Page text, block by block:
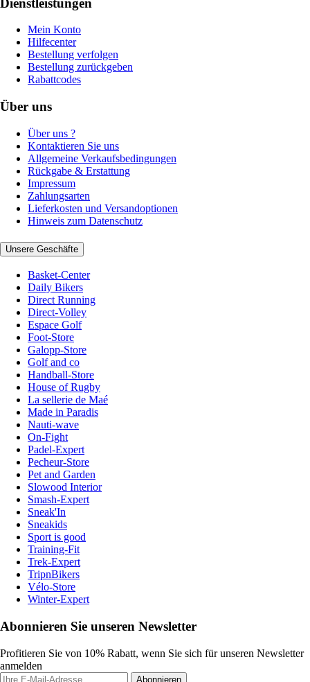
Mein Konto
Hilfecenter
Bestellung verfolgen
Bestellung zurückgeben
Rabattcodes
Über uns
Über uns ?
Kontaktieren Sie uns
Allgemeine Verkaufsbedingungen
Rückgabe & Erstattung
Impressum
Zahlungsarten
Lieferkosten und Versandoptionen
Hinweis zum Datenschutz
Unsere Geschäfte
Basket-Center
Daily Bikers
Direct Running
Direct-Volley
Espace Golf
Foot-Store
Galopp-Store
Golf and co
Handball-Store
House of Rugby
La sellerie de Maé
Made in Paradis
Nauti-wave
On-Fight
Padel-Expert
Pecheur-Store
Pet and Garden
Slowood Interior
Smash-Expert
Sneak'In
Sneakids
Sport is good
Training-Fit
Trek-Expert
TripnBikers
Vélo-Store
Winter-Expert
Abonnieren Sie unseren Newsletter
Profitieren Sie von 10% Rabatt, wenn Sie sich für unseren Newsletter
anmelden
Abonnieren